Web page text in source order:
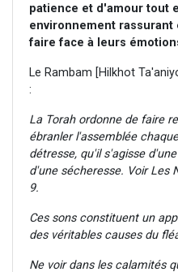
patience et d'amour tout
environnement
faire face à leurs
Le Rambam [Hilkhot
:
La Torah ordonne de faire
ébranler l'assemblée
détresse, qu'il s'agisse
d'une sécheresse. Voir Les
9.
Ces sons constituent un
des véritables causes du
Ne voir dans les calamités